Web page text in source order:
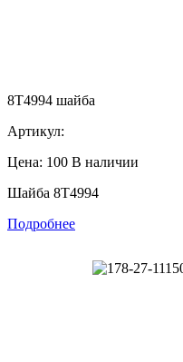
8T4994 шайба
Артикул:
Цена: 100 В наличии
Шайба 8T4994
Подробнее